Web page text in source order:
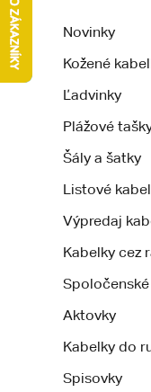
Novinky
Kožené
Ľadvinky
Plážové
Šály a šatky
Listové
Výpredaj
Kabelky cez
Aktovky
Kabelky do
Spisovky